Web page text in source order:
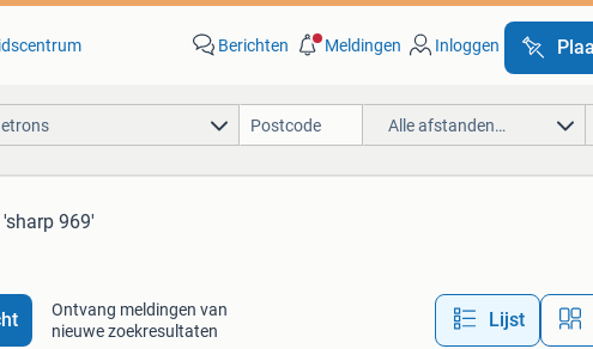
Berichten Meldingen Inloggen
Alle afstanden…
969'
Ontvang meldingen van
nieuwe zoekresultaten
Lijst